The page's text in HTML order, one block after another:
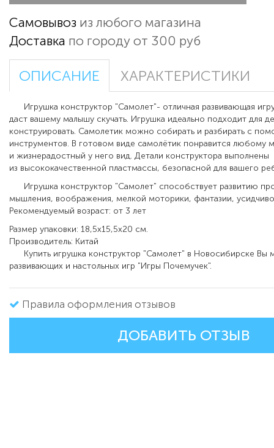
Самовывоз из любого магазина
Доставка по городу от 300 руб
ОПИСАНИЕ ХАРАКТЕРИСТИКИ
Игрушка конструктор "Самолет"- отличная развивающая
даст вашему малышу скучать. Игрушка идеально подходит для
конструировать. Самолетик можно собирать и разбирать с
инструментов. В готовом виде самолётик понравится любому
и жизнерадостный у него вид. Детали конструктора выполнены
из высококачественной пластмассы, безопасной для вашего
Игрушка конструктор "Самолет" способствует развитию
мышления, воображения, мелкой моторики, фантазии,
Рекомендуемый возраст: от 3 лет
Размер упаковки: 18,5х15,5х20 см.
Производитель: Китай
Купить игрушка конструктор "Самолет" в Новосибирске Вы
развивающих и настольных игр "Игры Почемучек".
Правила оформления отзывов
ДОБАВИТЬ ОТЗЫВ